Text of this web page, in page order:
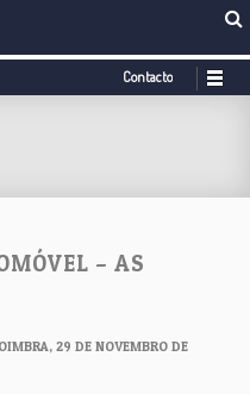
Contacto
– AS
29 DE NOVEMBRO DE